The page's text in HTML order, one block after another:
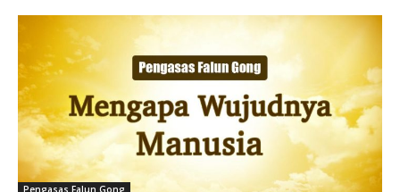
Pengasas Falun Gong